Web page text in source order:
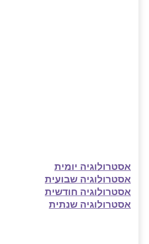
אסטרולוגיה יומית
אסטרולוגיה שבועית
אסטרולוגיה חודשית
אסטרולוגיה שנתית